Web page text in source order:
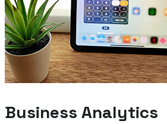
Business Analytics